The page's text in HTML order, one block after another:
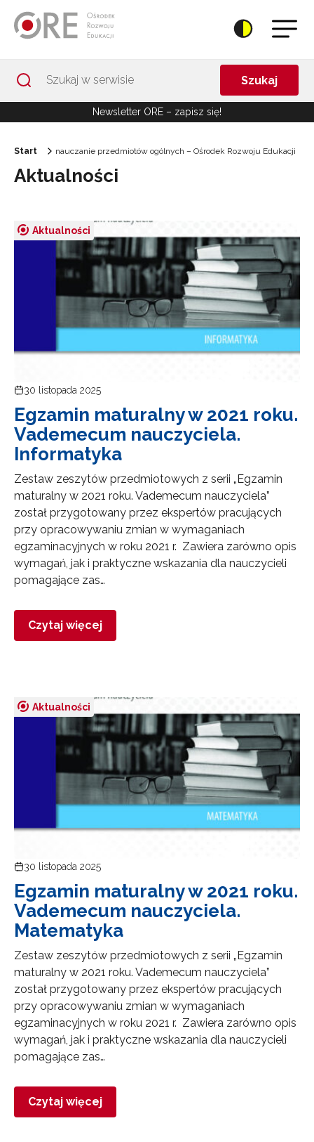
Szukaj
Newsletter ORE – zapisz się!
Start nauczanie przedmiotów ogólnych – Ośrodek Rozwoju Edukacji
Aktualności
Aktualności
30 listopada 2025
Egzamin maturalny w 2021 roku.
Vademecum nauczyciela.
Informatyka
Zestaw zeszytów przedmiotowych z serii „Egzamin
maturalny w 2021 roku. Vademecum nauczyciela”
został przygotowany przez ekspertów pracujących
przy opracowywaniu zmian w wymaganiach
egzaminacyjnych w roku 2021 r. Zawiera zarówno opis
wymagań, jak i praktyczne wskazania dla nauczycieli
pomagające zas…
Czytaj więcej
Aktualności
30 listopada 2025
Egzamin maturalny w 2021 roku.
Vademecum nauczyciela.
Matematyka
Zestaw zeszytów przedmiotowych z serii „Egzamin
maturalny w 2021 roku. Vademecum nauczyciela”
został przygotowany przez ekspertów pracujących
przy opracowywaniu zmian w wymaganiach
egzaminacyjnych w roku 2021 r. Zawiera zarówno opis
wymagań, jak i praktyczne wskazania dla nauczycieli
pomagające zas…
Czytaj więcej